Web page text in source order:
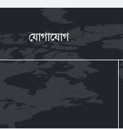
যোগাযোগ